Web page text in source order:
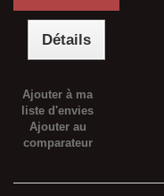
Détails
Ajouter à ma
liste d'envies
Ajouter au
comparateur